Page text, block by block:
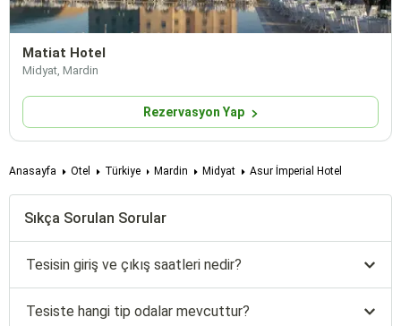
Matiat Hotel
Midyat, Mardin
Rezervasyon Yap
Anasayfa Otel Türkiye Mardin Midyat Asur İmperial Hotel
Sıkça Sorulan Sorular
Tesisin giriş ve çıkış saatleri nedir?
Tesiste hangi tip odalar mevcuttur?